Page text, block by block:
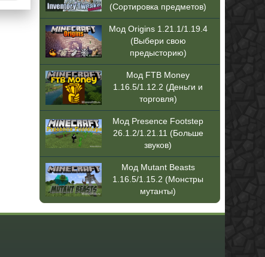
(Сортировка предметов)
Мод Origins 1.21.1/1.19.4
(Выбери свою
предысторию)
Мод FTB Money
1.16.5/1.12.2 (Деньги и
торговля)
Мод Presence Footstep
26.1.2/1.21.11 (Больше
звуков)
Мод Mutant Beasts
1.16.5/1.15.2 (Монстры
мутанты)